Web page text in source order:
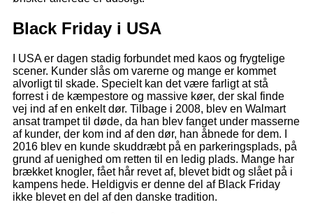
Black Friday i USA
I USA er dagen stadig forbundet med kaos og frygtelige
scener. Kunder slås om varerne og mange er kommet
alvorligt til skade. Specielt kan det være farligt at stå
forrest i de kæmpestore og massive køer, der skal finde
vej ind af en enkelt dør. Tilbage i 2008, blev en Walmart
ansat trampet til døde, da han blev fanget under masserne
af kunder, der kom ind af den dør, han åbnede for dem. I
2016 blev en kunde skuddræbt på en parkeringsplads, på
grund af uenighed om retten til en ledig plads. Mange har
brækket knogler, fået hår revet af, blevet bidt og slået på i
kampens hede. Heldigvis er denne del af Black Friday
ikke blevet en del af den danske tradition.